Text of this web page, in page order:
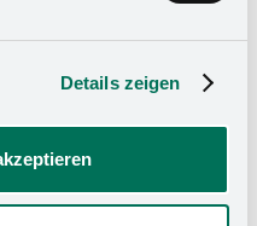
Details zeigen
a variety of design
way. It offers
sides.